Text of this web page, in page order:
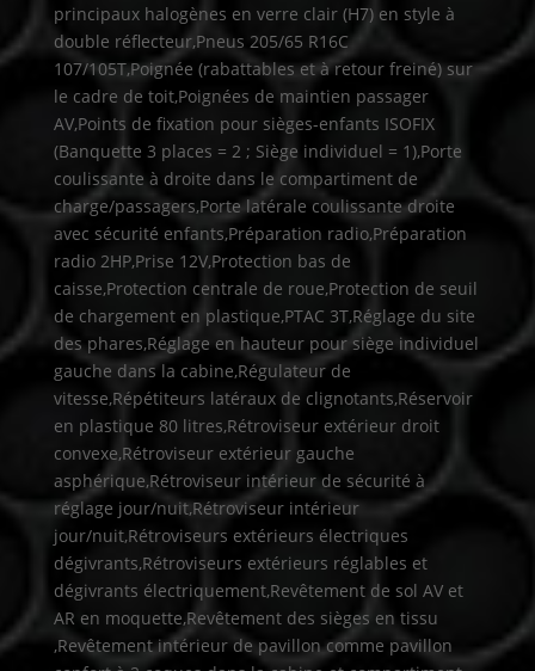
principaux halogènes en verre clair (H7) en style à
double réflecteur,Pneus 205/65 R16C
107/105T,Poignée (rabattables et à retour freiné) sur
le cadre de toit,Poignées de maintien passager
AV,Points de fixation pour sièges-enfants ISOFIX
(Banquette 3 places = 2 ; Siège individuel = 1),Porte
coulissante à droite dans le compartiment de
charge/passagers,Porte latérale coulissante droite
avec sécurité enfants,Préparation radio,Préparation
radio 2HP,Prise 12V,Protection bas de
caisse,Protection centrale de roue,Protection de seuil
de chargement en plastique,PTAC 3T,Réglage du site
des phares,Réglage en hauteur pour siège individuel
gauche dans la cabine,Régulateur de
vitesse,Répétiteurs latéraux de clignotants,Réservoir
en plastique 80 litres,Rétroviseur extérieur droit
convexe,Rétroviseur extérieur gauche
asphérique,Rétroviseur intérieur de sécurité à
réglage jour/nuit,Rétroviseur intérieur
jour/nuit,Rétroviseurs extérieurs électriques
dégivrants,Rétroviseurs extérieurs réglables et
dégivrants électriquement,Revêtement de sol AV et
AR en moquette,Revêtement des sièges en tissu
,Revêtement intérieur de pavillon comme pavillon